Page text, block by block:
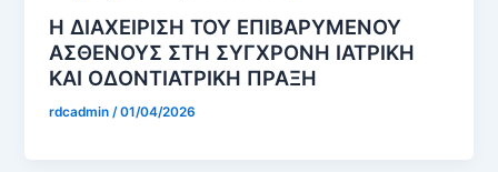
Η ΔΙΑΧΕΙΡΙΣΗ ΤΟΥ ΕΠΙΒΑΡΥΜΕΝΟΥ
ΑΣΘΕΝΟΥΣ ΣΤΗ ΣΥΓΧΡΟΝΗ ΙΑΤΡΙΚΗ
ΚΑΙ ΟΔΟΝΤΙΑΤΡΙΚΗ ΠΡΑΞΗ
rdcadmin/01/04/2026